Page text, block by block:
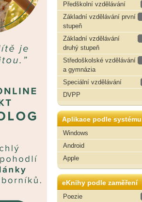
Předškolní vzdělávání
Základní vzdělávání první
stupeň
Základní vzdělávání
druhý stupeň
Středoškolské vzdělávání
a gymnázia
Speciální vzdělávání
DVPP
Aplikace podle systému
Windows
Android
Apple
eKnihy podle zaměření
Poezie